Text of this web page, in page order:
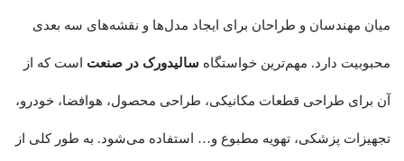
میان مهندسان و طراحان برای ایجاد مدل‌ها و نقشه‌های سه بعدی
محبوبیت دارد. مهم‌ترین خواستگاه سالیدورک در صنعت است که از
آن برای طراحی قطعات مکانیکی، طراحی محصول، هوافضا، خودرو،
تجهیزات پزشکی، تهویه مطبوع و… استفاده می‌شود. به طور کلی از